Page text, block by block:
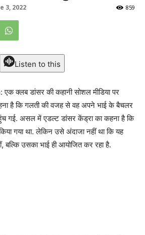
3, 2022 859
Listen to this
क्लब डांसर की कहानी सोशल मीडिया पर
है कि गलती की वजह से वह अपने भाई के बैचलर
गई. असल में एडल्ट डांसर केंड्रा का कहना है कि
गया था. लेकिन उसे अंदाजा नहीं था कि यह
बल्कि उसका भाई ही आयोजित कर रहा है.